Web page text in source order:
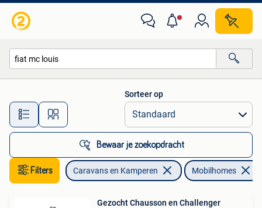
Alle afstanden…
Sorteer op
Bewaar je zoekopdracht
Filters Caravans en Kamperen Mobilhomes
Gezocht Chausson en Challenger